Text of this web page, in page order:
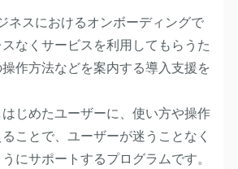
ネスにおけるオンボーディングで
なくサービスを利用してもらうた
作方法などを案内する導入支援を
じめたユーザーに、使い方や操作
ことで、ユーザーが迷うことなく
にサポートするプログラムです。